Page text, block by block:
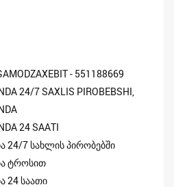
- 551188669
24/7 SAXLIS PIROBEBSHI,
24 SAATI
24/7 სახლის პირობებში
ტროსით
24 საათი